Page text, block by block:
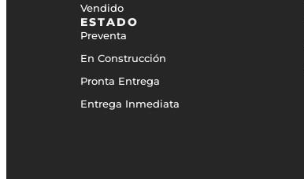
Vendido
ESTADO
Preventa
En Construcción
Pronta Entrega
Entrega Inmediata